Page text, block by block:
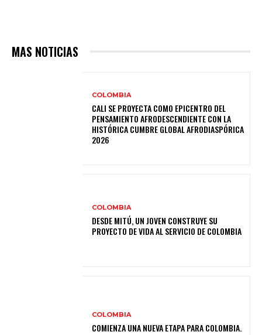
MAS NOTICIAS
COLOMBIA
CALI SE PROYECTA COMO EPICENTRO DEL
PENSAMIENTO AFRODESCENDIENTE CON LA
HISTÓRICA CUMBRE GLOBAL AFRODIASPÓRICA
2026
COLOMBIA
DESDE MITÚ, UN JOVEN CONSTRUYE SU
PROYECTO DE VIDA AL SERVICIO DE COLOMBIA
COLOMBIA
COMIENZA UNA NUEVA ETAPA PARA COLOMBIA.